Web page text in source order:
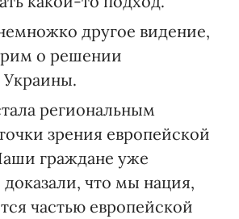
другое видение,
о решении
Украины.
региональным
зрения европейской
граждане уже
что мы нация,
частью европейской